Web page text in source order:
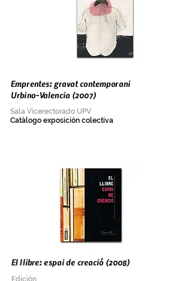
Emprentes: gravat contemporani
Urbino-Valencia (2007)
Sala Vicerectorado UPV
Catàlogo exposición colectiva
El llibre: espai de creació (2008)
Edición